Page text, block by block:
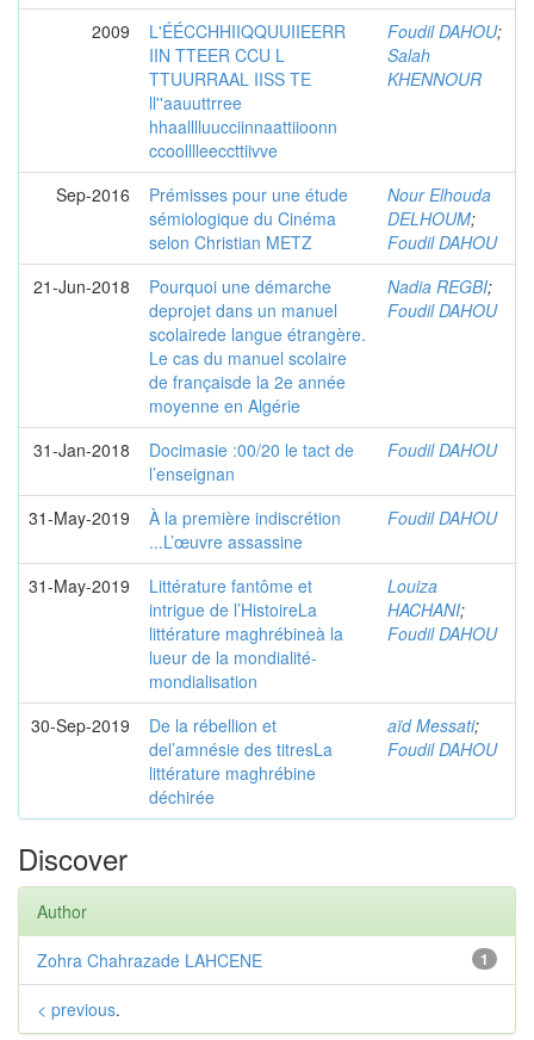
2009
L'ÉÉCCHHIIQQUUIIEERR
IIN TTEER CCU L
TTUURRAAL IISS TE
ll''aauuttrree
hhaalllluucciinnaattiioonn
ccoolllleeccttiivve
Foudil DAHOU;
Salah
KHENNOUR
Sep-2016
Prémisses pour une étude
sémiologique du Cinéma
selon Christian METZ
Nour Elhouda
DELHOUM;
Foudil DAHOU
21-Jun-2018
Pourquoi une démarche
deprojet dans un manuel
scolairede langue étrangère.
Le cas du manuel scolaire
de françaisde la 2e année
moyenne en Algérie
Nadia REGBI;
Foudil DAHOU
31-Jan-2018
Docimasie :00/20 le tact de
l’enseignan
Foudil DAHOU
31-May-2019
À la première indiscrétion
...L’œuvre assassine
Foudil DAHOU
31-May-2019
Littérature fantôme et
intrigue de l’HistoireLa
littérature maghrébineà la
lueur de la mondialité-
mondialisation
Louiza
HACHANI;
Foudil DAHOU
30-Sep-2019
De la rébellion et
del’amnésie des titresLa
littérature maghrébine
déchirée
aïd Messati;
Foudil DAHOU
Discover
Author
1
Zohra Chahrazade LAHCENE
.
< previous